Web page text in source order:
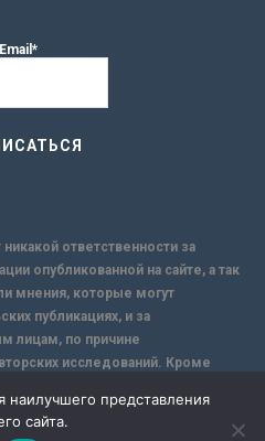
Email*
ответственности за
опубликованной на сайте, а так
мнения, которые могут
публикациях, и за
лицам, по причине
исследований. Кроме
не несет ответственности за
наилучшего представления
сайта.